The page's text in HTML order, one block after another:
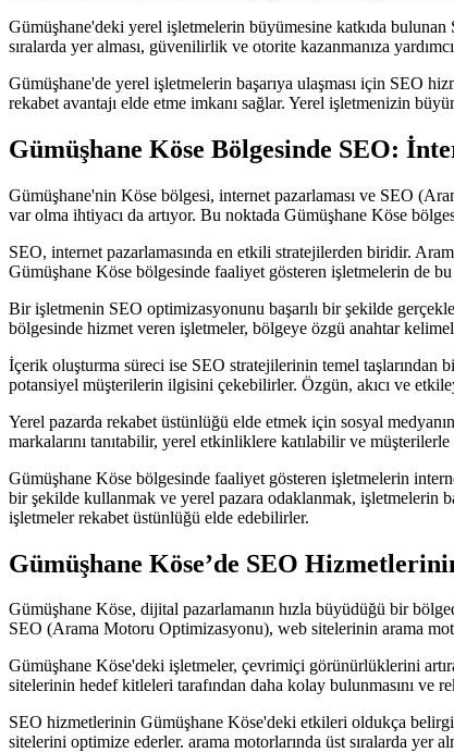
Gümüşhane'deki yerel işletmelerin büyümesine katkıda
sıralarda yer alması, güvenilirlik ve otorite kazanmanıza
Gümüşhane'de yerel işletmelerin başarıya ulaşması için SEO
rekabet avantajı elde etme imkanı sağlar. Yerel işletmenizin
Gümüşhane Köse Bölgesinde SEO:
Gümüşhane'nin Köse bölgesi, internet pazarlaması ve SEO
var olma ihtiyacı da artıyor. Bu noktada Gümüşhane Köse
SEO, internet pazarlamasında en etkili stratejilerden biridir.
Gümüşhane Köse bölgesinde faaliyet gösteren işletmelerin de
Bir işletmenin SEO optimizasyonunu başarılı bir şekilde
bölgesinde hizmet veren işletmeler, bölgeye özgü anahtar
İçerik oluşturma süreci ise SEO stratejilerinin temel
potansiyel müşterilerin ilgisini çekebilirler. Özgün, akıcı ve
Yerel pazarda rekabet üstünlüğü elde etmek için sosyal
markalarını tanıtabilir, yerel etkinliklere katılabilir ve
Gümüşhane Köse bölgesinde faaliyet gösteren işletmelerin
bir şekilde kullanmak ve yerel pazara odaklanmak, işletmelerin
işletmeler rekabet üstünlüğü elde edebilirler.
Gümüşhane Köse’de SEO
Gümüşhane Köse, dijital pazarlamanın hızla büyüdüğü bir
SEO (Arama Motoru Optimizasyonu), web sitelerinin arama
Gümüşhane Köse'deki işletmeler, çevrimiçi görünürlüklerini
sitelerinin hedef kitleleri tarafından daha kolay bulunmasını ve
SEO hizmetlerinin Gümüşhane Köse'deki etkileri oldukça
sitelerini optimize ederler. arama motorlarında üst sıralarda yer